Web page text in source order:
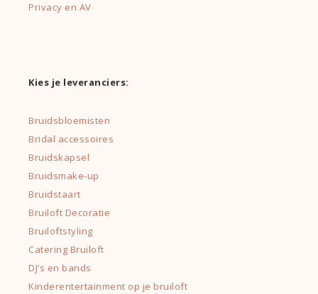
Privacy en AV
Kies je leveranciers:
Bruidsbloemisten
Bridal accessoires
Bruidskapsel
Bruidsmake-up
Bruidstaart
Bruiloft Decoratie
Bruiloftstyling
Catering Bruiloft
DJ’s en bands
Kinderentertainment op je bruiloft